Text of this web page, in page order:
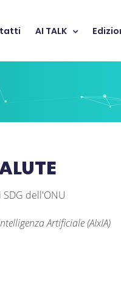
AI TALK
dell'ONU
Artificiale (AIxIA)